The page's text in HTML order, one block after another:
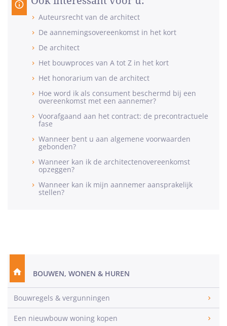
Auteursrecht van de architect
De aannemingsovereenkomst in het kort
De architect
Het bouwproces van A tot Z in het kort
Het honorarium van de architect
Hoe word ik als consument beschermd bij een
overeenkomst met een aannemer?
Voorafgaand aan het contract: de precontractuele
fase
Wanneer bent u aan algemene voorwaarden
gebonden?
Wanneer kan ik de architectenovereenkomst
opzeggen?
Wanneer kan ik mijn aannemer aansprakelijk
stellen?
BOUWEN, WONEN & HUREN
Bouwregels & vergunningen
Een nieuwbouw woning kopen